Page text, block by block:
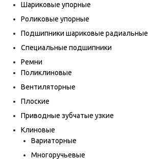
Шариковые упорные
Роликовые упорные
Подшипники шариковые радиальные
Специальные подшипники
Ремни
Поликлиновые
Вентиляторные
Плоские
Приводные зубчатые узкие
Клиновые
Вариаторные
Многоручьевые